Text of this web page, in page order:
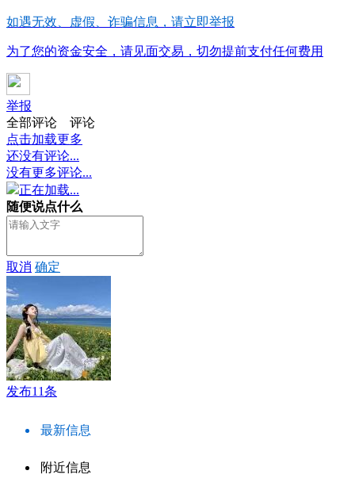
如遇无效、虚假、诈骗信息，请立即举报
为了您的资金安全，请见面交易，切勿提前支付任何费用
举报
全部评论
评论
点击加载更多
还没有评论...
没有更多评论...
正在加载...
随便说点什么
取消 确定
发布11条
最新信息
附近信息